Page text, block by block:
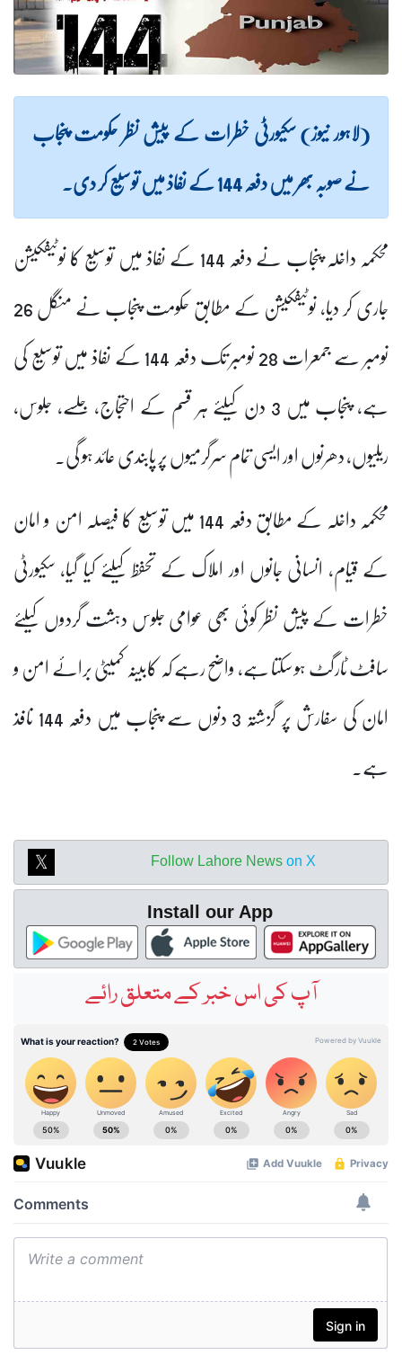
(لاہور نیوز) سکیورٹی خطرات کے پیش نظر حکومت پنجاب
نے صوبہ بھر میں دفعہ 144 کے نفاذ میں توسیع کر دی۔
محکمہ داخلہ پنجاب نے دفعہ 144 کے نفاذ میں توسیع کا نوٹیفکیشن
جاری کر دیا، نوٹیفکیشن کے مطابق حکومت پنجاب نے منگل 26
نومبر سے جمعرات 28 نومبر تک دفعہ 144 کے نفاذ میں توسیع کی
ہے، پنجاب میں 3 دن کیلئے ہر قسم کے احتجاج، جلسے، جلوس،
ریلیوں، دھرنوں اور ایسی تمام سرگرمیوں پر پابندی عائد ہو گی۔
محکمہ داخلہ کے مطابق دفعہ 144 میں توسیع کا فیصلہ امن و امان
کے قیام، انسانی جانوں اور املاک کے تحفظ کیلئے کیا گیا، سکیورٹی
خطرات کے پیش نظر کوئی بھی عوامی جلوس دہشت گردوں کیلئے
سافٹ ٹارگٹ ہو سکتا ہے، واضح رہے کہ کابینہ کمیٹی برائے امن و
امان کی سفارش پر گزشتہ 3 دنوں سے پنجاب میں دفعہ 144 نافذ
ہے۔
Follow Lahore News on X
Install our App
آپ کی اس خبر کے متعلق رائے